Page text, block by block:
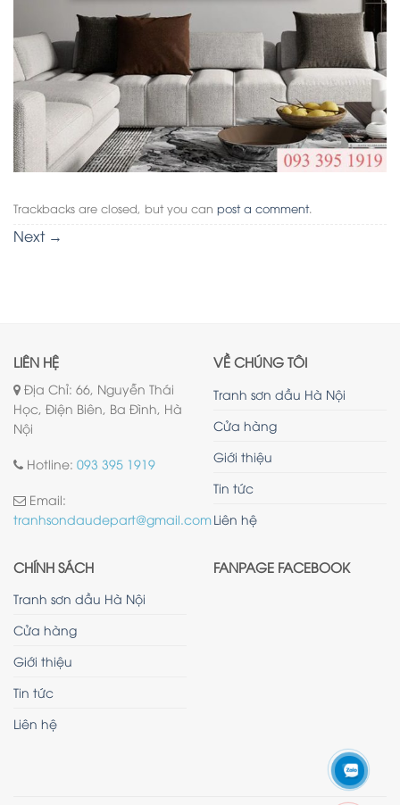
Trackbacks are closed, but you can post a comment.
Next →
LIÊN HỆ
Địa Chỉ: 66, Nguyễn Thái
Học, Điện Biên, Ba Đình, Hà
Nội
Hotline: 093 395 1919
Email:
tranhsondaudepart@gmail.com
VỀ CHÚNG TÔI
Tranh sơn dầu Hà Nội
Cửa hàng
Giới thiệu
Tin tức
Liên hệ
CHÍNH SÁCH
Tranh sơn dầu Hà Nội
Cửa hàng
Giới thiệu
Tin tức
Liên hệ
FANPAGE FACEBOOK